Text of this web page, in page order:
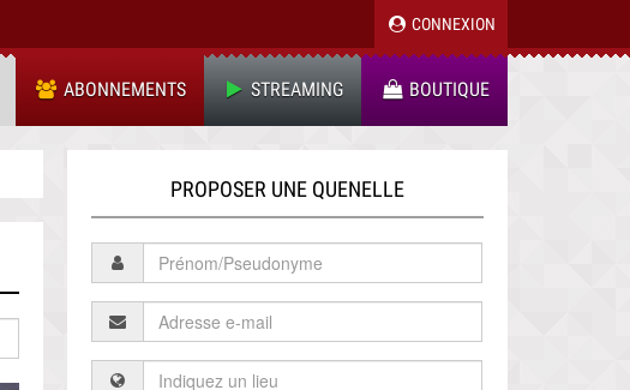
CONNEXION
ABONNEMENTS STREAMING BOUTIQUE
PROPOSER UNE QUENELLE